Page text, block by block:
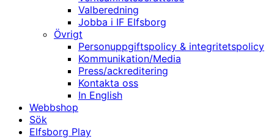
Valberedning
Jobba i IF Elfsborg
Övrigt
Personuppgiftspolicy & integritetspolicy
Kommunikation/Media
Press/ackreditering
Kontakta oss
In English
Webbshop
Sök
Elfsborg Play